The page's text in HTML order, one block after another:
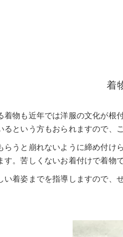
着
着物も近年では洋服の文化が
るという方もおられますので、
らうと崩れないように締め付け
す。苦しくないお着付けで着物
い着姿までを指導しますので、